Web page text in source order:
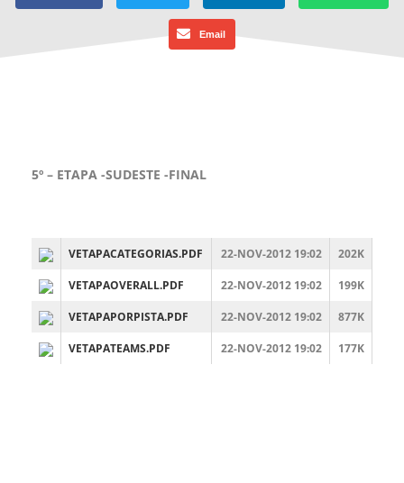
Email
5º – ETAPA -SUDESTE -FINAL
VETAPACATEGORIAS.PDF 22-NOV-2012 19:02 202K
VETAPAOVERALL.PDF 22-NOV-2012 19:02 199K
VETAPAPORPISTA.PDF 22-NOV-2012 19:02 877K
VETAPATEAMS.PDF 22-NOV-2012 19:02 177K